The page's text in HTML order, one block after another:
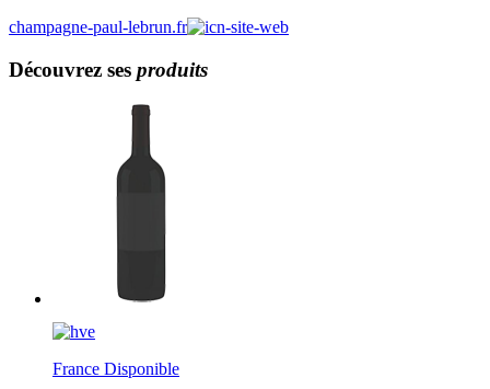
champagne-paul-lebrun.fr
Découvrez ses produits
France Disponible